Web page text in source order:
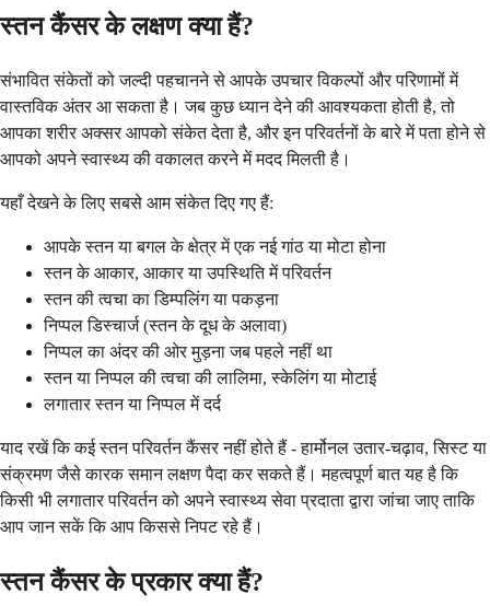
स्तन कैंसर के लक्षण क्या हैं?
संभावित संकेतों को जल्दी पहचानने से आपके उपचार विकल्पों और परिणामों में
वास्तविक अंतर आ सकता है। जब कुछ ध्यान देने की आवश्यकता होती है, तो
आपका शरीर अक्सर आपको संकेत देता है, और इन परिवर्तनों के बारे में पता होने से
आपको अपने स्वास्थ्य की वकालत करने में मदद मिलती है।
यहाँ देखने के लिए सबसे आम संकेत दिए गए हैं:
आपके स्तन या बगल के क्षेत्र में एक नई गांठ या मोटा होना
स्तन के आकार, आकार या उपस्थिति में परिवर्तन
स्तन की त्वचा का डिम्पलिंग या पकड़ना
निप्पल डिस्चार्ज (स्तन के दूध के अलावा)
निप्पल का अंदर की ओर मुड़ना जब पहले नहीं था
स्तन या निप्पल की त्वचा की लालिमा, स्केलिंग या मोटाई
लगातार स्तन या निप्पल में दर्द
याद रखें कि कई स्तन परिवर्तन कैंसर नहीं होते हैं - हार्मोनल उतार-चढ़ाव, सिस्ट या
संक्रमण जैसे कारक समान लक्षण पैदा कर सकते हैं। महत्वपूर्ण बात यह है कि
किसी भी लगातार परिवर्तन को अपने स्वास्थ्य सेवा प्रदाता द्वारा जांचा जाए ताकि
आप जान सकें कि आप किससे निपट रहे हैं।
स्तन कैंसर के प्रकार क्या हैं?